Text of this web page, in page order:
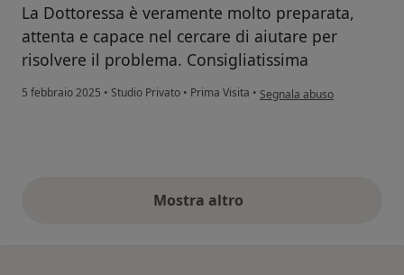
La Dottoressa è veramente molto preparata,
attenta e capace nel cercare di aiutare per
risolvere il problema. Consigliatissima
5 febbraio 2025 • Studio Privato • Prima Visita • secondo l'opinione
Segnala abuso
Mostra altroopinioni di cui sopra